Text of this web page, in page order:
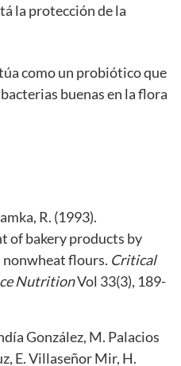
la protección de la
como un probiótico que
buenas en la flora
R. (1993).
of bakery products by
flours. Critical
NutritionVol 33(3), 189-
González, M. Palacios
E. Villaseñor Mir, H.